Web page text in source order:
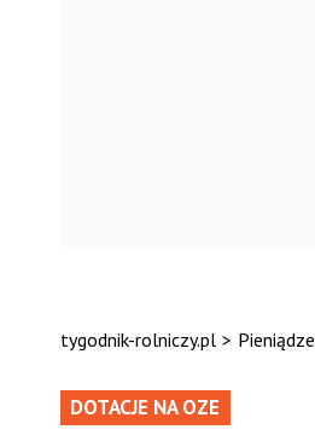
tygodnik-rolniczy.pl > Pieniądze
DOTACJE NA OZE